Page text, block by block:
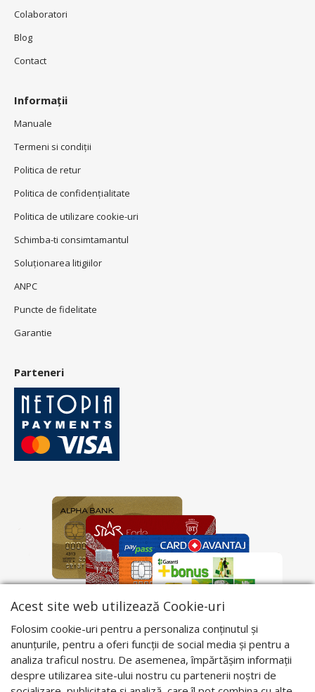
Colaboratori
Blog
Contact
Informații
Manuale
Termeni si condiţii
Politica de retur
Politica de confidenţialitate
Politica de utilizare cookie-uri
Schimba-ti consimtamantul
Soluționarea litigiilor
ANPC
Puncte de fidelitate
Garantie
Parteneri
Acest site web utilizează Cookie-uri
Folosim cookie-uri pentru a personaliza conținutul și
anunțurile, pentru a oferi funcții de social media și pentru a
analiza traficul nostru. De asemenea, împărtășim informații
despre utilizarea site-ului nostru cu partenerii noștri de